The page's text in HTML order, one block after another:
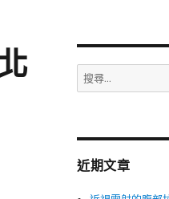
搜
尋
字:
近期文章